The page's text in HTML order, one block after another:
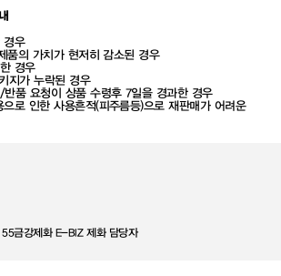
경우
품의 가치가 현저히 감소된 경우
경우
지가 누락된 경우
반품 요청이 상품 수령후 7일을 경과한 경우
로 인한 사용흔적(피주름등)으로 재판매가 어려운
금강제화 E-BIZ 제화 담당자